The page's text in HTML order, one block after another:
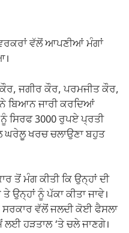
k
ਵਰਕਰਾਂ ਵੱਲੋਂ ਆਪਣੀਆਂ ਮੰਗਾਂ
ਜਗੀਰ ਕੌਰ, ਪਰਮਜੀਤ ਕੌਰ,
ਬਿਆਨ ਜਾਰੀ ਕਰਦਿਆਂ
ਸਿਰਫ 3000 ਰੁਪਏ ਪ੍ਰਤੀ
ਘਰੇਲੂ ਖਰਚ ਚਲਾਉਣਾ ਬਹੁਤ
ਤੋਂ ਮੰਗ ਕੀਤੀ ਕਿ ਉਨ੍ਹਾਂ ਦੀ
ਉਨ੍ਹਾਂ ਨੂੰ ਪੱਕਾ ਕੀਤਾ ਜਾਵੇ।
ਸਰਕਾਰ ਵੱਲੋਂ ਜਲਦੀ ਕੋਈ ਫੈਸਲਾ
ਲਈ ਹੜਤਾਲ ‘ਤੇ ਚਲੇ ਜਾਣਗੇ।